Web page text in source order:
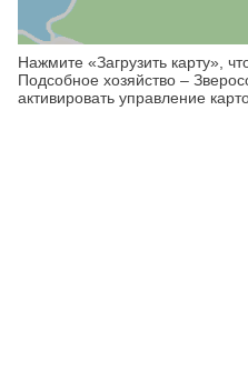
Нажмите «Загрузить карту»,
Подсобное хозяйство –
активировать управление